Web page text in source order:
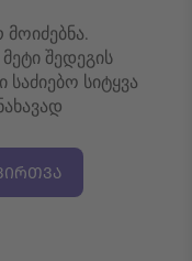
მოიძებნა.
შედეგის
საძიებო სიტყვა